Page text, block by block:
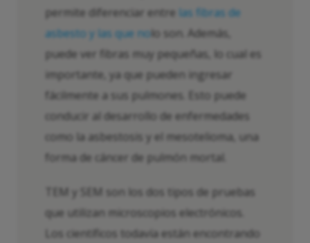
permite diferenciar entre las fibras de
asbesto y las que nolo son. Además,
puede ver fibras muy pequeñas, lo cual es
importante, ya que pueden ingresar
fácilmente a sus pulmones. Esto puede
conducir al desarrollo de enfermedades
como la asbestosis y el mesotelioma, una
forma de cáncer de pulmón mortal.
TEM y SEM son los dos tipos de pruebas
que utilizan microscopios electrónicos.
Los científicos todavía están encontrando